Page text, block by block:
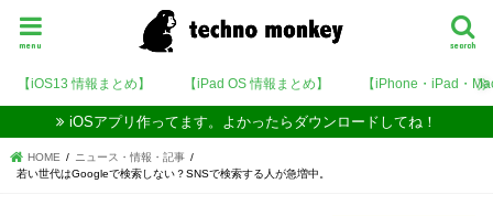
search
menu
【iOS13 情報まとめ】 【iPad OS 情報まとめ】 【iPhone・iPad・
iOSアプリ作ってます。よかったらダウンロードしてね！
HOME
ニュース・情報・記事
若い世代はGoogleで検索しない？SNSで検索する人が急増中。